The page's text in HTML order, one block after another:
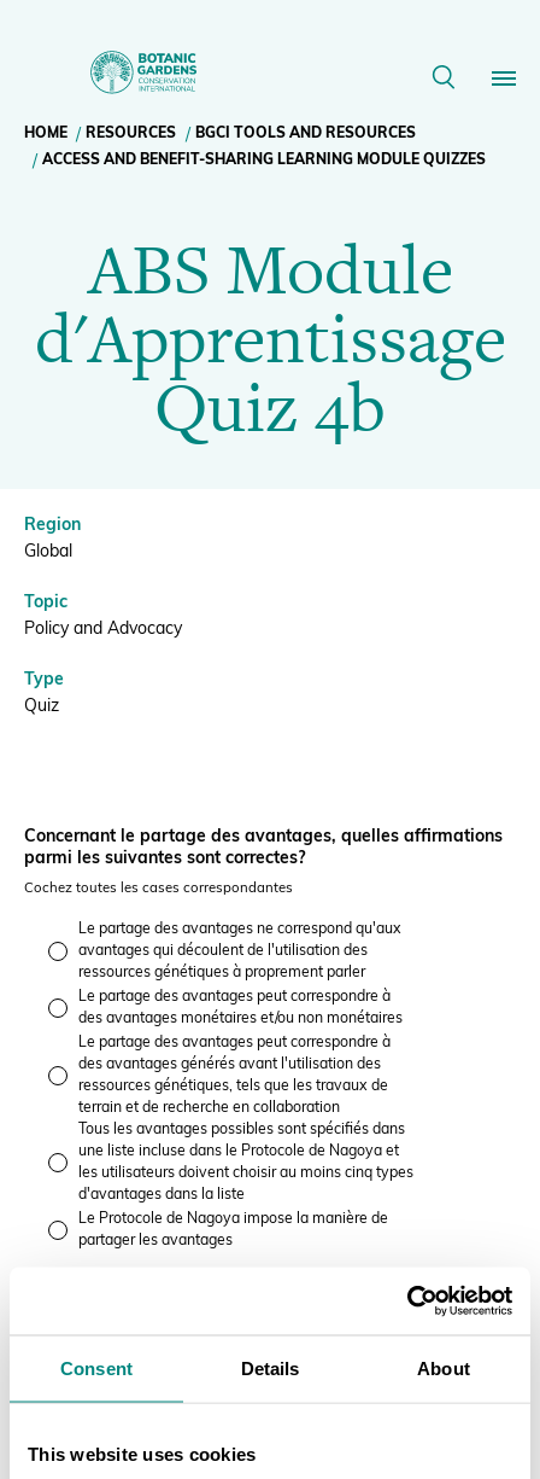
Consent Details About
This website uses cookies
ABS
Module
d'Apprentissage
Quiz
4b
Our Work
News
Resources
Support BGCI
Donate
Resource
details
Breadcrumb
navigation
HOME RESOURCES
BGCI TOOLS AND RESOURCES
ACCESS AND BENEFIT-SHARING LEARNING MODULE QUIZZES
ABS Module
d'Apprentissage
Quiz 4b
Region
Global
Topic
Policy and Advocacy
Type
Quiz
Concernant le partage des avantages, quelles affirmations
parmi les suivantes sont correctes?
Cochez toutes les cases correspondantes
Le partage des avantages ne correspond qu'aux
avantages qui découlent de l'utilisation des
ressources génétiques à proprement parler
Le partage des avantages peut correspondre à
des avantages monétaires et/ou non monétaires
Le partage des avantages peut correspondre à
des avantages générés avant l'utilisation des
ressources génétiques, tels que les travaux de
terrain et de recherche en collaboration
Tous les avantages possibles sont spécifiés dans
une liste incluse dans le Protocole de Nagoya et
les utilisateurs doivent choisir au moins cinq types
d'avantages dans la liste
Le Protocole de Nagoya impose la manière de
partager les avantages
Quelle(s) activité(s) parmi les suivantes peut/peuvent être
Cochez toutes les cases correspondantes